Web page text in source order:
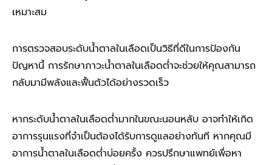
เหมาะสม
การตรวจสอบระดับน้ำตาลในเลือดเป็นวิธีที่ดีในการป้องกัน
ปัญหานี้ การรักษาภาวะน้ำตาลในเลือดต่ำจะช่วยให้คุณสามารถ
กลับมามีพลังและฟื้นตัวได้อย่างรวดเร็ว
หากระดับน้ำตาลในเลือดต่ำมากในขณะนอนหลับ อาจทำให้เกิด
อาการรุนแรงที่จำเป็นต้องได้รับการดูแลอย่างทันที หากคุณมี
อาการน้ำตาลในเลือดต่ำบ่อยครั้ง ควรปรึกษาแพทย์เพื่อหา